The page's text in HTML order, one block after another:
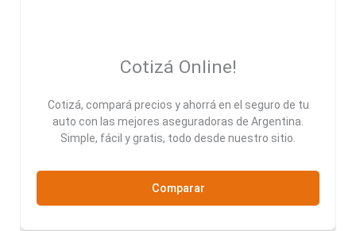
Cotizá Online!
Cotizá, compará precios y ahorrá en el seguro de tu
auto con las mejores aseguradoras de Argentina.
Simple, fácil y gratis, todo desde nuestro sitio.
Comparar